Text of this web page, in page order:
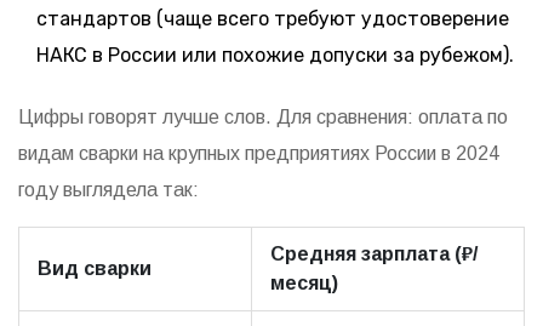
стандартов (чаще всего требуют удостоверение
НАКС в России или похожие допуски за рубежом).
Цифры говорят лучше слов. Для сравнения: оплата по
видам сварки на крупных предприятиях России в 2024
году выглядела так:
Вид сварки
Средняя зарплата (₽/
месяц)